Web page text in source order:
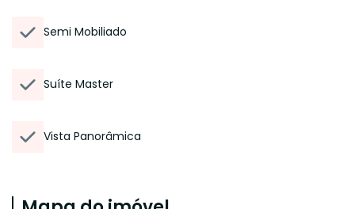
Semi Mobiliado
Suíte Master
Vista Panorâmica